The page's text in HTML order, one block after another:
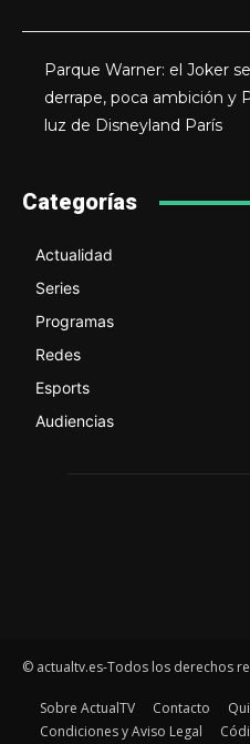
Parque Warner: el Joker
derrape, poca ambición y
luz de Disneyland París
Categorías
Actualidad
Series
Programas
Redes
Esports
Audiencias
© actualtv.es-Todos los derechos
Sobre ActualTV Contacto
Condiciones y Aviso Legal